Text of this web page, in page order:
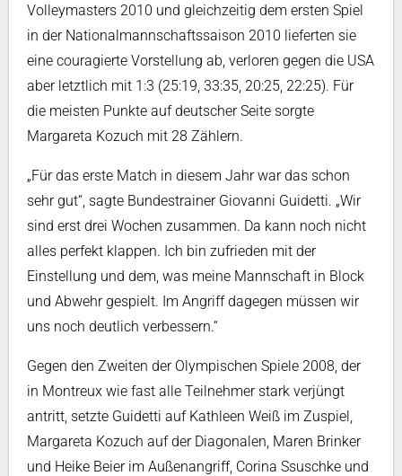
Volleymasters 2010 und gleichzeitig dem ersten Spiel
in der Nationalmannschaftssaison 2010 lieferten sie
eine couragierte Vorstellung ab, verloren gegen die USA
aber letztlich mit 1:3 (25:19, 33:35, 20:25, 22:25). Für
die meisten Punkte auf deutscher Seite sorgte
Margareta Kozuch mit 28 Zählern.
„Für das erste Match in diesem Jahr war das schon
sehr gut“, sagte Bundestrainer Giovanni Guidetti. „Wir
sind erst drei Wochen zusammen. Da kann noch nicht
alles perfekt klappen. Ich bin zufrieden mit der
Einstellung und dem, was meine Mannschaft in Block
und Abwehr gespielt. Im Angriff dagegen müssen wir
uns noch deutlich verbessern.“
Gegen den Zweiten der Olympischen Spiele 2008, der
in Montreux wie fast alle Teilnehmer stark verjüngt
antritt, setzte Guidetti auf Kathleen Weiß im Zuspiel,
Margareta Kozuch auf der Diagonalen, Maren Brinker
und Heike Beier im Außenangriff, Corina Ssuschke und